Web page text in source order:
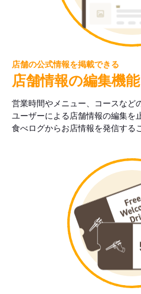
店舗の公式情報を掲載できる
店舗情報の編集機能
営業時間やメニュー、コースなど
ユーザーによる店舗情報の編集を
食べログからお店情報を発信する